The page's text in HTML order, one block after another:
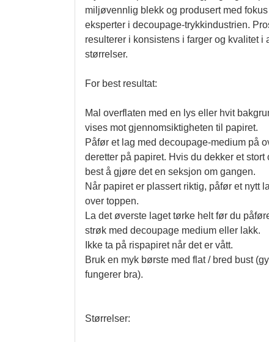
miljøvennlig blekk og produsert med
eksperter i decoupage-trykkindustrien.
resulterer i konsistens i farger og kvalitet i
størrelser.
For best resultat:
Mal overflaten med en lys eller hvit
vises mot gjennomsiktigheten til papiret.
Påfør et lag med decoupage-medium på
deretter på papiret. Hvis du dekker et stort
best å gjøre det en seksjon om gangen.
Når papiret er plassert riktig, påfør et nytt
over toppen.
La det øverste laget tørke helt før du
strøk med decoupage medium eller lakk.
Ikke ta på rispapiret når det er vått.
Bruk en myk børste med flat / bred bust
fungerer bra).
Størrelser: